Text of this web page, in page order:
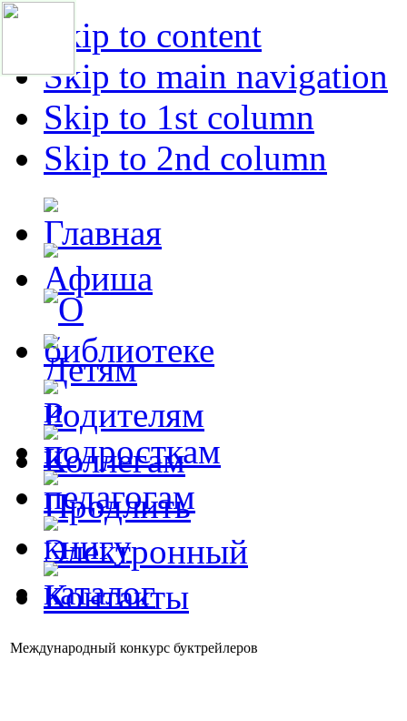
Skip to content
Skip to main navigation
Skip to 1st column
Skip to 2nd column
Международный конкурс буктрейлеров